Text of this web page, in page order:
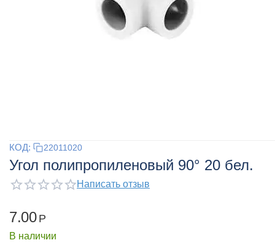
КОД: 22011020
Угол полипропиленовый 90° 20 бел.
Написать отзыв
7.00 Р
В наличии